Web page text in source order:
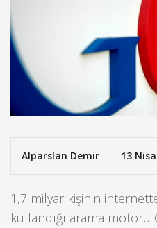
Alparslan Demir 13
1,7 milyar kişinin
kullandığı arama motoru